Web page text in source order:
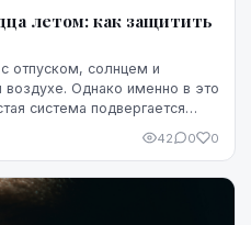
летом: как защитить
отпуском, солнцем и
Однако именно в это
система подвергается
42 0 0